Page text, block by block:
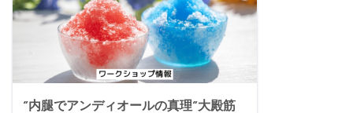
”内腿でアンディオールの真理”大殿筋